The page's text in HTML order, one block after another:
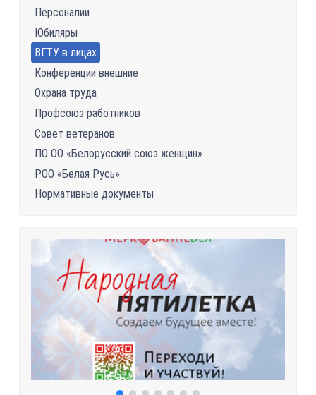
Персоналии
Юбиляры
ВГТУ в лицах
Конференции внешние
Охрана труда
Профсоюз работников
Совет ветеранов
ПО ОО «Белорусский союз женщин»
РОО «Белая Русь»
Нормативные документы